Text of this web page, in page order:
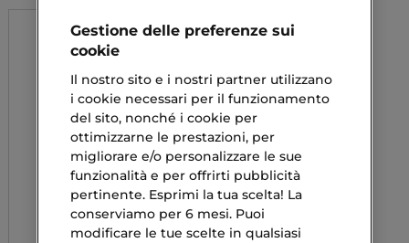
Gestione delle preferenze sui
cookie
Il nostro sito e i nostri partner utilizzano
i cookie necessari per il funzionamento
del sito, nonché i cookie per
ottimizzarne le prestazioni, per
migliorare e/o personalizzare le sue
funzionalità e per offrirti pubblicità
pertinente. Esprimi la tua scelta! La
conserviamo per 6 mesi. Puoi
modificare le tue scelte in qualsiasi